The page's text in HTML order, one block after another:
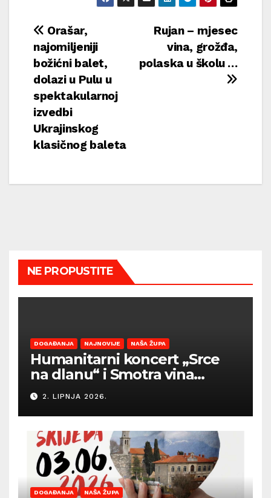
Navigacija
objava
Rujan – mjesec
vina, grožđa,
polaska u školu …
Orašar,
najomiljeniji
božićni balet,
dolazi u Pulu u
spektakularnoj
izvedbi
Ukrajinskog
klasičnog baleta
NE PROPUSTITE
DOGAĐANJA NAJNOVIJE NAŠA ŽUPA
Humanitarni koncert „Srce
na dlanu“ i Smotra vina
Općine Barban otvaraju
sezonu ljetnih događanja
2. LIPNJA 2026.
DOGAĐANJA NAŠA ŽUPA